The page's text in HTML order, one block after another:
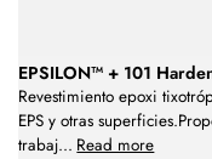
EPSILON™ + 101
Revestimiento epoxi
EPS y otras
trabaj... Read more